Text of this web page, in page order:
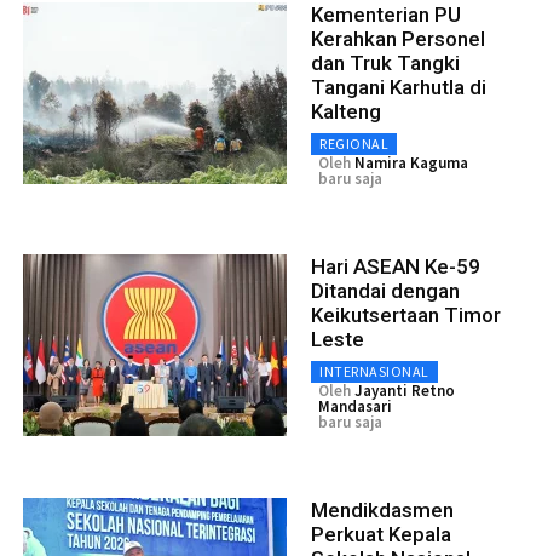
Kementerian PU
Kerahkan Personel
dan Truk Tangki
Tangani Karhutla di
Kalteng
REGIONAL
Oleh Namira Kaguma
baru saja
Hari ASEAN Ke-59
Ditandai dengan
Keikutsertaan Timor
Leste
INTERNASIONAL
OlehJayanti Retno
Mandasari
baru saja
Mendikdasmen
Perkuat Kepala